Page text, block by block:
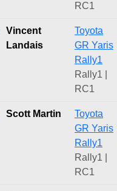
RC1
Vincent
Landais
Toyota
GR Yaris
Rally1
Rally1 |
RC1
Scott Martin
Toyota
GR Yaris
Rally1
Rally1 |
RC1